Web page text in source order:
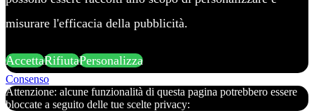
misurare l'efficacia della pubblicità.
AccettaRifiutaPersonalizza
Consenso
Attenzione: alcune funzionalità di questa pagina potrebbero essere
bloccate a seguito delle tue scelte privacy: